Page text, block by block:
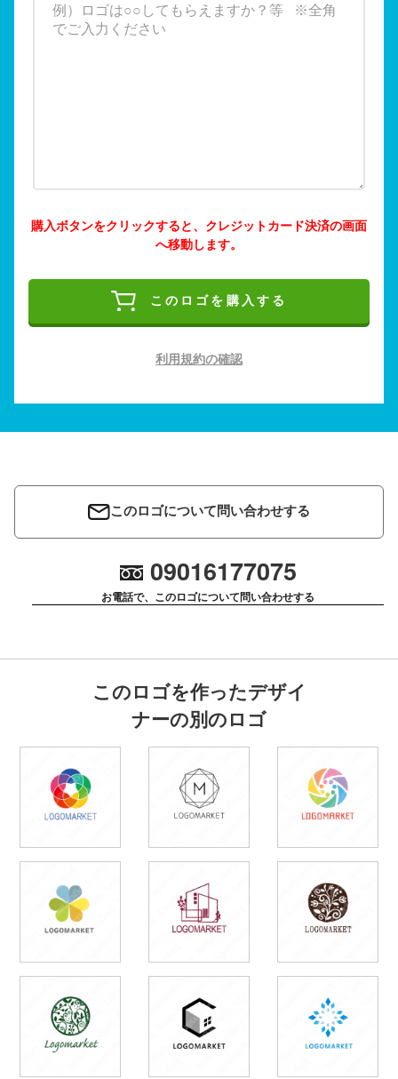
購入ボタンをクリックすると、クレジットカード決済の画面
へ移動します。
このロゴを購入する
利用規約の確認
このロゴについて問い合わせする
09016177075
お電話で、このロゴについて問い合わせする
このロゴを作ったデザイ
ナーの別のロゴ